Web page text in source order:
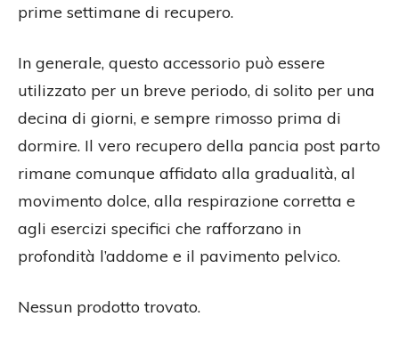
prime settimane di recupero.
In generale, questo accessorio può essere
utilizzato per un breve periodo, di solito per una
decina di giorni, e sempre rimosso prima di
dormire. Il vero recupero della pancia post parto
rimane comunque affidato alla gradualità, al
movimento dolce, alla respirazione corretta e
agli esercizi specifici che rafforzano in
profondità l’addome e il pavimento pelvico.
Nessun prodotto trovato.